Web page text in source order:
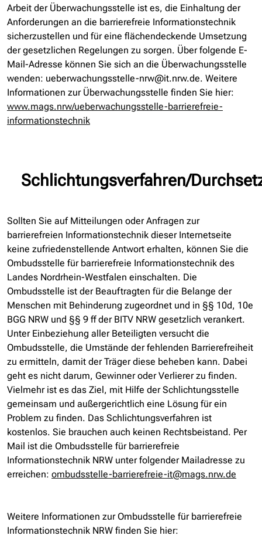
Arbeit der Überwachungsstelle ist es, die Einhaltung der
Anforderungen an die barrierefreie Informationstechnik
sicherzustellen und für eine flächendeckende Umsetzung
der gesetzlichen Regelungen zu sorgen. Über folgende E-
Mail-Adresse können Sie sich an die Überwachungsstelle
wenden: ueberwachungsstelle-nrw@it.nrw.de. Weitere
Informationen zur Überwachungsstelle finden Sie hier:
www.mags.nrw/ueberwachungsstelle-barrierefreie-
informationstechnik
Schlichtungsverfahren/
Sollten Sie auf Mitteilungen oder Anfragen zur
barrierefreien Informationstechnik dieser Internetseite
keine zufriedenstellende Antwort erhalten, können Sie die
Ombudsstelle für barrierefreie Informationstechnik des
Landes Nordrhein-Westfalen einschalten. Die
Ombudsstelle ist der Beauftragten für die Belange der
Menschen mit Behinderung zugeordnet und in §§ 10d, 10e
BGG NRW und §§ 9 ff der BITV NRW gesetzlich verankert.
Unter Einbeziehung aller Beteiligten versucht die
Ombudsstelle, die Umstände der fehlenden Barrierefreiheit
zu ermitteln, damit der Träger diese beheben kann. Dabei
geht es nicht darum, Gewinner oder Verlierer zu finden.
Vielmehr ist es das Ziel, mit Hilfe der Schlichtungsstelle
gemeinsam und außergerichtlich eine Lösung für ein
Problem zu finden. Das Schlichtungsverfahren ist
kostenlos. Sie brauchen auch keinen Rechtsbeistand. Per
Mail ist die Ombudsstelle für barrierefreie
Informationstechnik NRW unter folgender Mailadresse zu
erreichen: ombudsstelle-barrierefreie-it@mags.nrw.de
Weitere Informationen zur Ombudsstelle für barrierefreie
Informationstechnik NRW finden Sie hier: